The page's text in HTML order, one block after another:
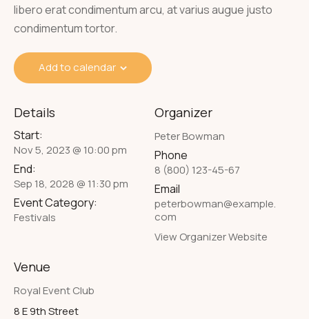
libero erat condimentum arcu, at varius augue justo
condimentum tortor.
Add to calendar
Details
Start:
Nov 5, 2023 @ 10:00 pm
End:
Sep 18, 2028 @ 11:30 pm
Event Category:
Festivals
Organizer
Peter Bowman
Phone
8 (800) 123-45-67
Email
peterbowman@example.
com
View Organizer Website
Venue
Royal Event Club
8 E 9th Street